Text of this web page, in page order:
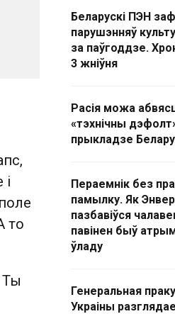
то
Ты
Беларускі ПЭН
парушэнняў
за паўгоддзе.
3 жніўня
Расія можа
«тэхнічны
прыкладзе
Пераемнік без
памылку. Як
пазбавіўся
павінен быў
ўладу
Генеральная
Украіны разглядае